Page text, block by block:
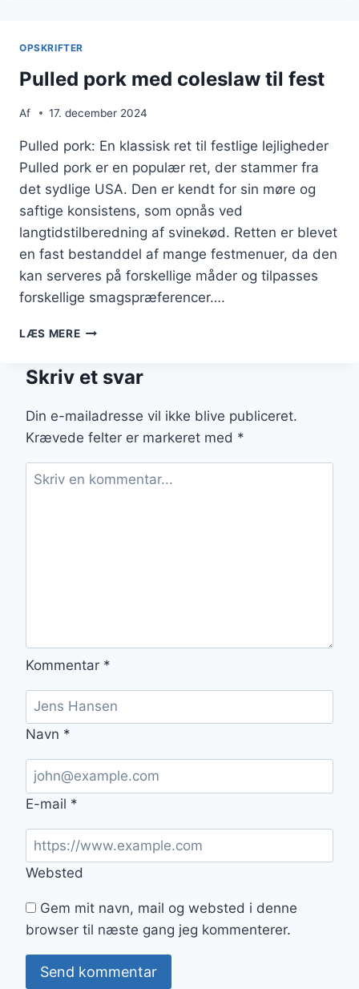
AVOCADO
OPSKRIFTER
Pulled pork med coleslaw til fest
Af 17. december 2024
Pulled pork: En klassisk ret til festlige lejligheder
Pulled pork er en populær ret, der stammer fra
det sydlige USA. Den er kendt for sin møre og
saftige konsistens, som opnås ved
langtidstilberedning af svinekød. Retten er blevet
en fast bestanddel af mange festmenuer, da den
kan serveres på forskellige måder og tilpasses
forskellige smagspræferencer….
LÆS MEREPULLED
COLESLAW
FEST
Skriv et svar
Din e-mailadresse vil ikke blive publiceret.
Krævede felter er markeret med *
Kommentar *
Navn *
E-mail *
Websted
Gem mit navn, mail og websted i denne
browser til næste gang jeg kommenterer.